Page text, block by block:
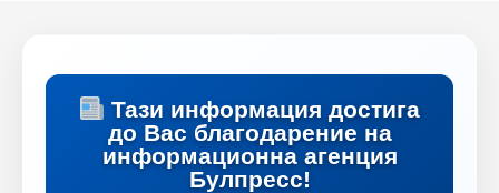
Тази информация достига
до Вас благодарение на
информационна агенция
Булпресс!